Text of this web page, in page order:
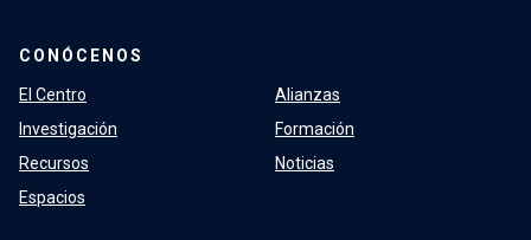
CONÓCENOS
El Centro
Investigación
Recursos
Espacios
Alianzas
Formación
Noticias